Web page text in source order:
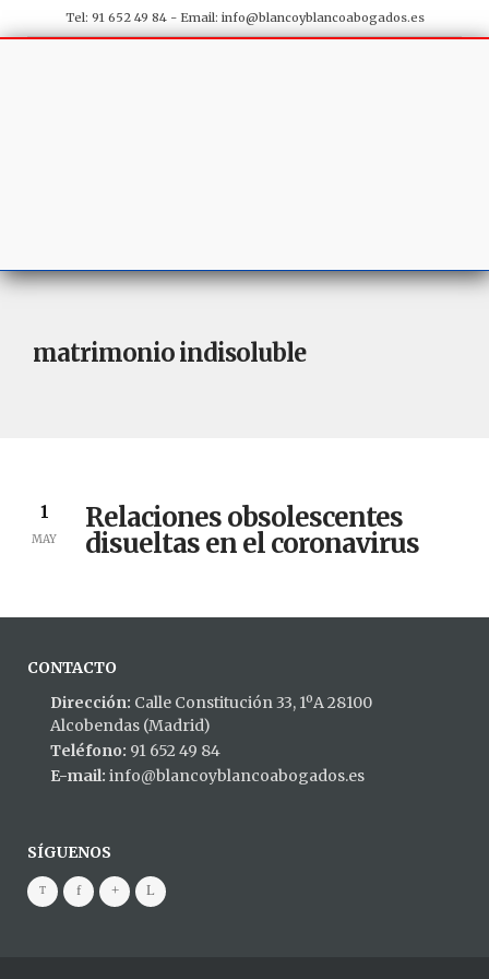
Tel: 91 652 49 84 - Email: info@blancoyblancoabogados.es
matrimonio indisoluble
1
MAY
Relaciones obsolescentes
disueltas en el coronavirus
CONTACTO
Dirección: Calle Constitución 33, 1ºA 28100
Alcobendas (Madrid)
Teléfono: 91 652 49 84
E-mail: info@blancoyblancoabogados.es
SÍGUENOS